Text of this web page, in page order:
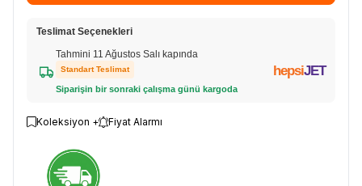
Teslimat Seçenekleri
Tahmini 11 Ağustos Salı kapında
Standart Teslimat
Siparişin bir sonraki çalışma günü kargoda
hepsiJET
Koleksiyon + Fiyat Alarmı